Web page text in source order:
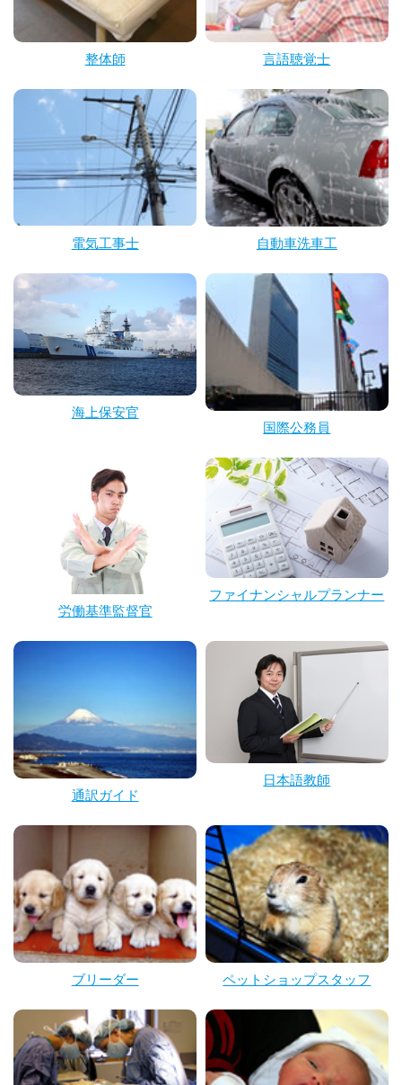
整体師 言語聴覚士
電気工事士 自動車洗車工
海上保安官
国際公務員
労働基準監督官
ファイナンシャルプランナー
通訳ガイド
日本語教師
ブリーダー ペットショップスタッフ